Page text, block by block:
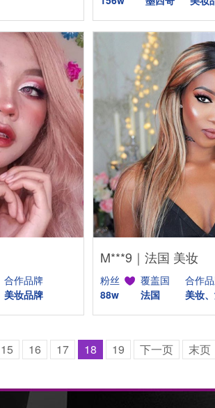
合作品牌
美妆品牌
M***9｜法国 美妆
粉丝
88w
覆盖国
法国
合作
美妆
15 16 17 18 19 下一页 末页